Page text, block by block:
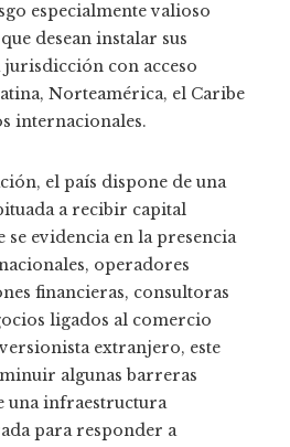
especialmente valioso
desean instalar sus
jurisdicción con acceso
Norteamérica, el Caribe
internacionales.
el país dispone de una
a recibir capital
evidencia en la presencia
operadores
financieras, consultoras
ligados al comercio
extranjero, este
algunas barreras
una infraestructura
para responder a